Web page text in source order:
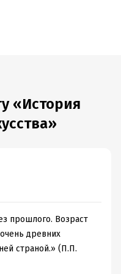
дизайн.
«История
прошлого. Возраст
древних
страной.» (П.П.